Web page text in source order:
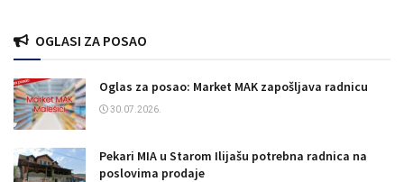
OGLASI ZA POSAO
Oglas za posao: Market MAK zapošljava radnicu
30.07.2026.
Pekari MIA u Starom Ilijašu potrebna radnica na
poslovima prodaje